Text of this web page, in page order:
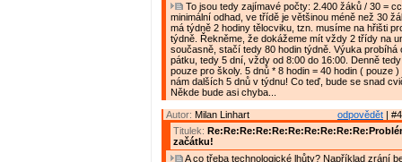
To jsou tedy zajímavé počty: 2.400 žáků / 30 =
minimální odhad, ve třídě je většinou méně než 30
má týdně 2 hodiny tělocviku, tzn. musíme na hřišti
týdně. Řekněme, že dokážeme mít vždy 2 třídy na
současně, stačí tedy 80 hodin týdně. Výuka probíhá
pátku, tedy 5 dní, vždy od 8:00 do 16:00. Denně
pouze pro školy. 5 dnů * 8 hodin = 40 hodin ( pouze
nám dalších 5 dnů v týdnu! Co teď, bude se snad
Někde bude asi chyba...
odpovědět |
Autor: Milan Linhart
Titulek:
začátku!
A co třeba technologické lhůty? Například zrání